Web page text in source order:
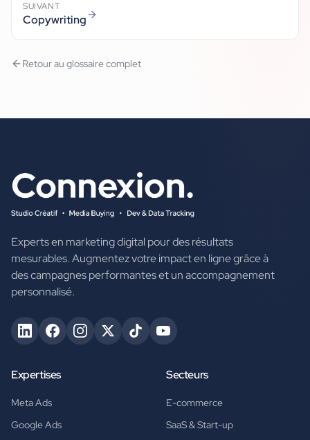
SUIVANT
Copywriting
Retour au glossaire complet
Experts en marketing digital pour des résultats
mesurables. Augmentez votre impact en ligne grâce à
des campagnes performantes et un accompagnement
personnalisé.
Expertises
Meta Ads
Google Ads
Secteurs
E-commerce
SaaS & Start-up